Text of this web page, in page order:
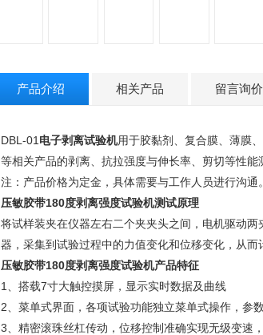
产品介绍 相关产品 留言询价
DBL-01 电子剥离试验机用于胶黏剂、复合膜、薄膜
等相关产品的剥离、抗拉强度与伸长率、剪切等性能
注：产品价格为定金，具体需要与工作人员进行沟通。
压敏胶带180度剥离强度试验机测试原理
将试样装夹在仪器左右二个夹夹头之间，电机驱动
器，采集到试验过程中的力值变化和位移变化，从而
压敏胶带180度剥离强度试验机产品特征
1、搭载7寸大触控摸屏，显示实时数据及曲线
2、菜单式界面，各项试验功能独立菜单式操作，参
3、精密滚珠丝杠传动，位移控制准确实现无级变速